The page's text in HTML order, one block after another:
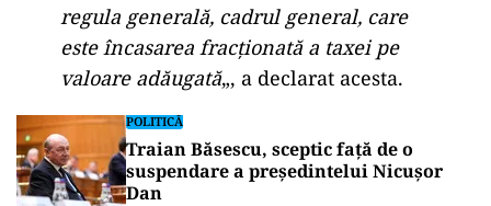
regula generală, cadrul general, care
este încasarea fracționată a taxei pe
valoare adăugată„, a declarat acesta.
POLITICĂ
Traian Băsescu, sceptic față de o
suspendare a președintelui Nicușor
Dan